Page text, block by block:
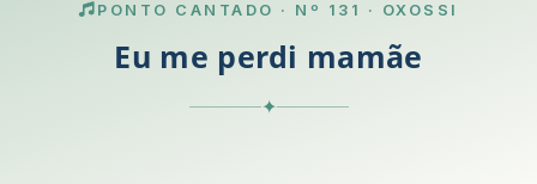
PONTO CANTADO · Nº 131 · OXOSSI
Eu me perdi mamãe
✦